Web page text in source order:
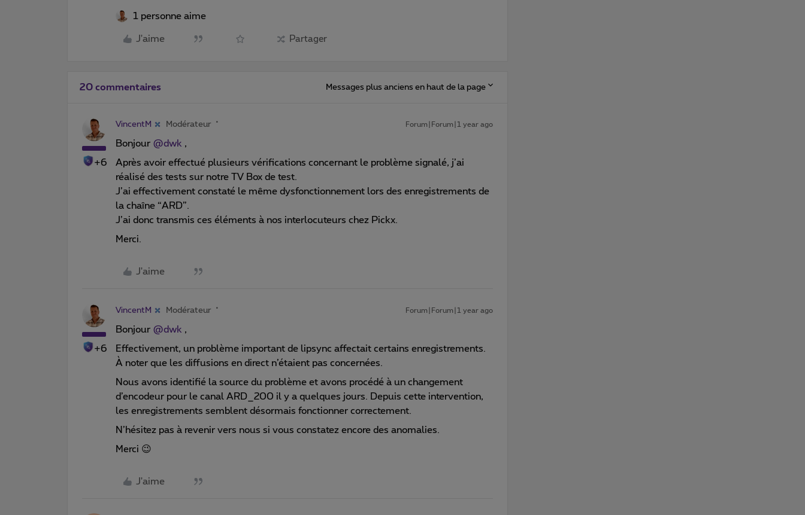
1 personne aime
J'aime Partager
20 commentaires Messages plus anciens en haut de la page
+6
VincentM Modérateur Forum|Forum|1 year ago
Bonjour ​ @dwk ,
Après avoir effectué plusieurs vérifications concernant le problème signalé, j’ai
réalisé des tests sur notre TV Box de test.
J’ai effectivement constaté le même dysfonctionnement lors des enregistrements de
la chaîne “ARD”.
J’ai donc transmis ces éléments à nos interlocuteurs chez Pickx.
Merci.
J'aime
+6
VincentM Modérateur Forum|Forum|1 year ago
Bonjour ​ @dwk ,
Effectivement, un problème important de lipsync affectait certains enregistrements.
À noter que les diffusions en direct n’étaient pas concernées.
Nous avons identifié la source du problème et avons procédé à un changement
d’encodeur pour le canal ARD_200 il y a quelques jours. Depuis cette intervention,
les enregistrements semblent désormais fonctionner correctement.
N’hésitez pas à revenir vers nous si vous constatez encore des anomalies.
Merci 😉
J'aime